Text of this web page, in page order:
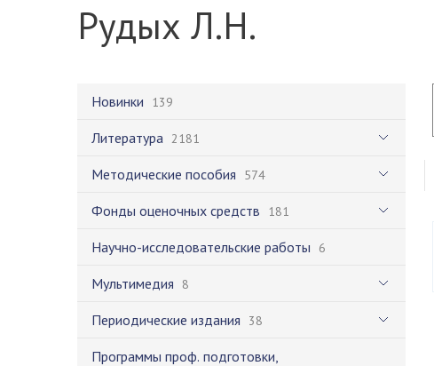
Рудых Л.Н.
Новинки 139
Литература 2181
Методические пособия 574
Фонды оценочных средств 181
Научно-исследовательские работы 6
Мультимедия 8
Периодические издания 38
Программы проф. подготовки,